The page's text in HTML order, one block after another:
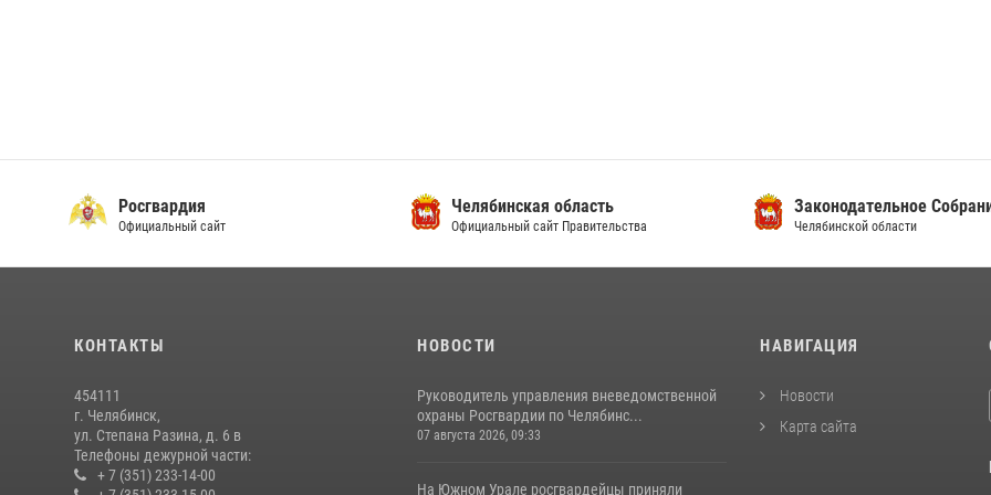
Росгвардия
Официальный сайт
Челябинская область
Официальный сайт Правительства
Законодательное
Челябинской области
КОНТАКТЫ
454111
г. Челябинск,
ул. Степана Разина, д. 6 в
Телефоны дежурной части:
+ 7 (351) 233-14-00
НОВОСТИ
Руководитель управления вневедомственной
охраны Росгвардии по Челябинс...
07 августа 2026, 09:33
На Южном Урале росгвардейцы приняли
НАВИГАЦИЯ
Новости
Карта сайта